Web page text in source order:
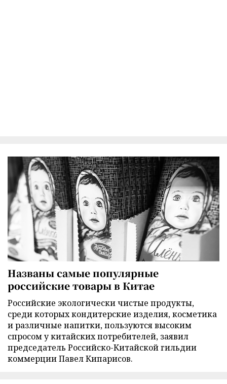
Названы самые популярные
российские товары в Китае
Российские экологически чистые продукты,
среди которых кондитерские изделия, косметика
и различные напитки, пользуются высоким
спросом у китайских потребителей, заявил
председатель Российско-Китайской гильдии
коммерции Павел Кипарисов.